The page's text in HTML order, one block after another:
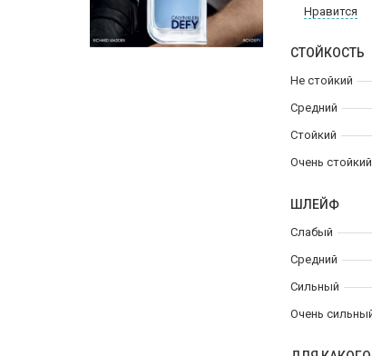
Нравится
СТОЙКОСТЬ
Не стойкий
Средний
Стойкий
Очень стойкий
ШЛЕЙФ
Слабый
Средний
Сильный
Очень